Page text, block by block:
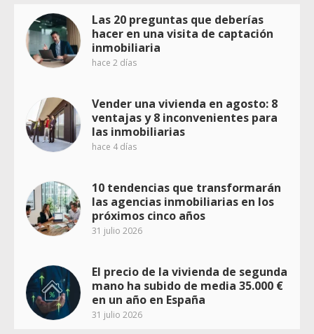
Las 20 preguntas que deberías
hacer en una visita de captación
inmobiliaria
hace 2 días
Vender una vivienda en agosto: 8
ventajas y 8 inconvenientes para
las inmobiliarias
hace 4 días
10 tendencias que transformarán
las agencias inmobiliarias en los
próximos cinco años
31 julio 2026
El precio de la vivienda de segunda
mano ha subido de media 35.000 €
en un año en España
31 julio 2026